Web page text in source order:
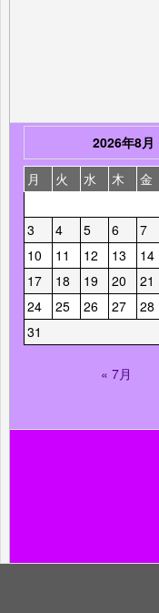
2026年8月
月
火 水 木 金
3
4 5 6 7
10
11 12 13 14
17
18 19 20 21
24
25 26 27 28
31
« 7月